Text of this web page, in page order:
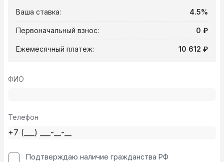
Ваша ставка: 4.5%
Первоначальный взнос: 0 ₽
Ежемесячный платеж: 10 612 ₽
ФИО
Телефон
Подтверждаю наличие гражданства РФ